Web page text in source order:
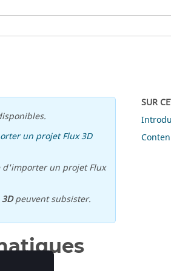
un projet Flux 3D
d'importer un projet Flux
3Dpeuvent subsister.
SUR